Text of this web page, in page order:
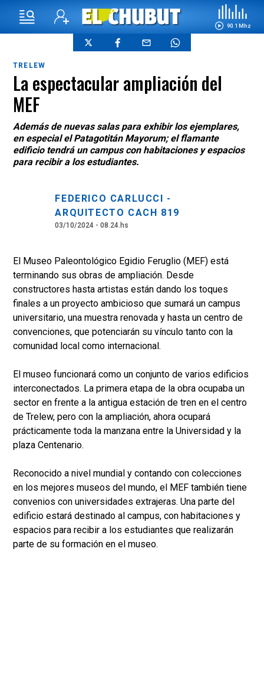
90.1 Mhz
TRELEW
La espectacular ampliación del
MEF
Además de nuevas salas para exhibir los ejemplares,
en especial el Patagotitán Mayorum; el flamante
edificio tendrá un campus con habitaciones y espacios
para recibir a los estudiantes.
FEDERICO CARLUCCI -
ARQUITECTO CACH 819
03/10/2024 - 08.24.hs
El Museo Paleontológico Egidio Feruglio (MEF) está
terminando sus obras de ampliación. Desde
constructores hasta artistas están dando los toques
finales a un proyecto ambicioso que sumará un campus
universitario, una muestra renovada y hasta un centro de
convenciones, que potenciarán su vínculo tanto con la
comunidad local como internacional.
El museo funcionará como un conjunto de varios edificios
interconectados. La primera etapa de la obra ocupaba un
sector en frente a la antigua estación de tren en el centro
de Trelew, pero con la ampliación, ahora ocupará
prácticamente toda la manzana entre la Universidad y la
plaza Centenario.
Reconocido a nivel mundial y contando con colecciones
en los mejores museos del mundo, el MEF también tiene
convenios con universidades extrajeras. Una parte del
edificio estará destinado al campus, con habitaciones y
espacios para recibir a los estudiantes que realizarán
parte de su formación en el museo.